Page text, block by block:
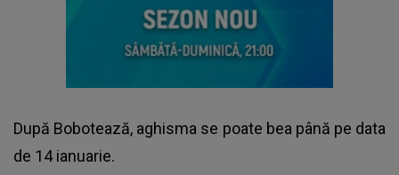
După Bobotează, aghisma se poate bea până pe data
de 14 ianuarie.